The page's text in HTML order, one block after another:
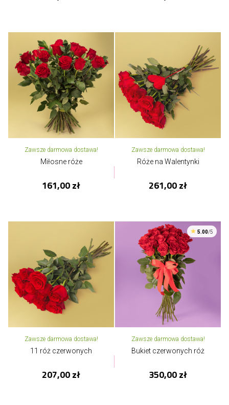
Zawsze darmowa dostawa!
Miłosne róże
161,00 zł
Zawsze darmowa dostawa!
Róże na Walentynki
261,00 zł
Zawsze darmowa dostawa!
11 róż czerwonych
207,00 zł
5.00/5
Zawsze darmowa dostawa!
Bukiet czerwonych róż
350,00 zł